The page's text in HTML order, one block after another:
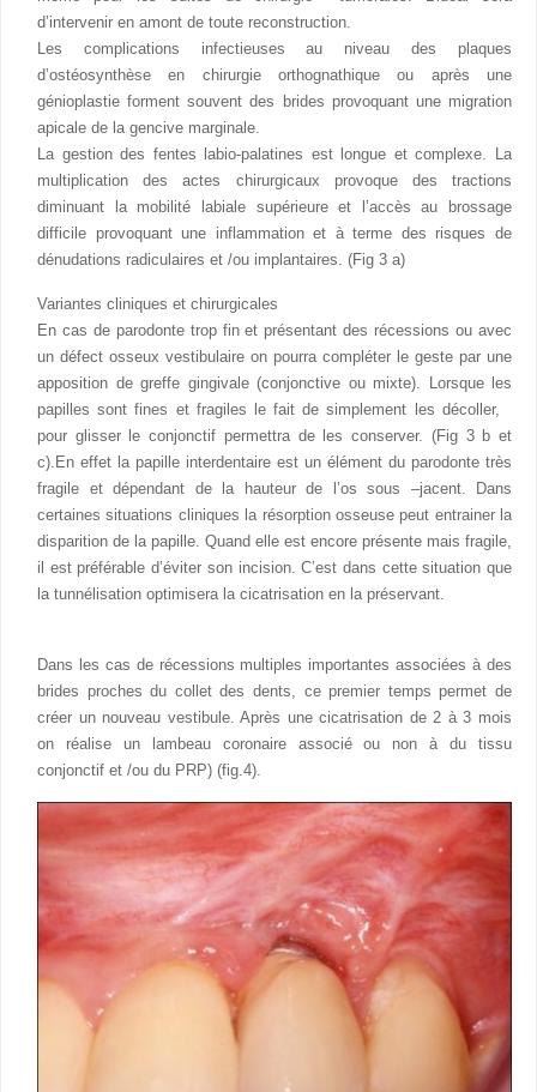
d’intervenir en amont de toute reconstruction.
Les complications infectieuses au niveau des plaques
d’ostéosynthèse en chirurgie orthognathique ou après une
génioplastie forment souvent des brides provoquant une migration
apicale de la gencive marginale.
La gestion des fentes labio-palatines est longue et complexe. La
multiplication des actes chirurgicaux provoque des tractions
diminuant la mobilité labiale supérieure et l’accès au brossage
difficile provoquant une inflammation et à terme des risques de
dénudations radiculaires et /ou implantaires. (Fig 3 a)
Variantes cliniques et chirurgicales
En cas de parodonte trop fin et présentant des récessions ou avec
un défect osseux vestibulaire on pourra compléter le geste par une
apposition de greffe gingivale (conjonctive ou mixte). Lorsque les
papilles sont fines et fragiles le fait de simplement les décoller,
pour glisser le conjonctif permettra de les conserver. (Fig 3 b et
c).En effet la papille interdentaire est un élément du parodonte très
fragile et dépendant de la hauteur de l’os sous –jacent. Dans
certaines situations cliniques la résorption osseuse peut entrainer la
disparition de la papille. Quand elle est encore présente mais fragile,
il est préférable d’éviter son incision. C’est dans cette situation que
la tunnélisation optimisera la cicatrisation en la préservant.
Dans les cas de récessions multiples importantes associées à des
brides proches du collet des dents, ce premier temps permet de
créer un nouveau vestibule. Après une cicatrisation de 2 à 3 mois
on réalise un lambeau coronaire associé ou non à du tissu
conjonctif et /ou du PRP) (fig.4).